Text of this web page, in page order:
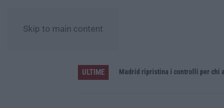
Skip to main content
ULTIME Madrid ripristina i controlli per chi